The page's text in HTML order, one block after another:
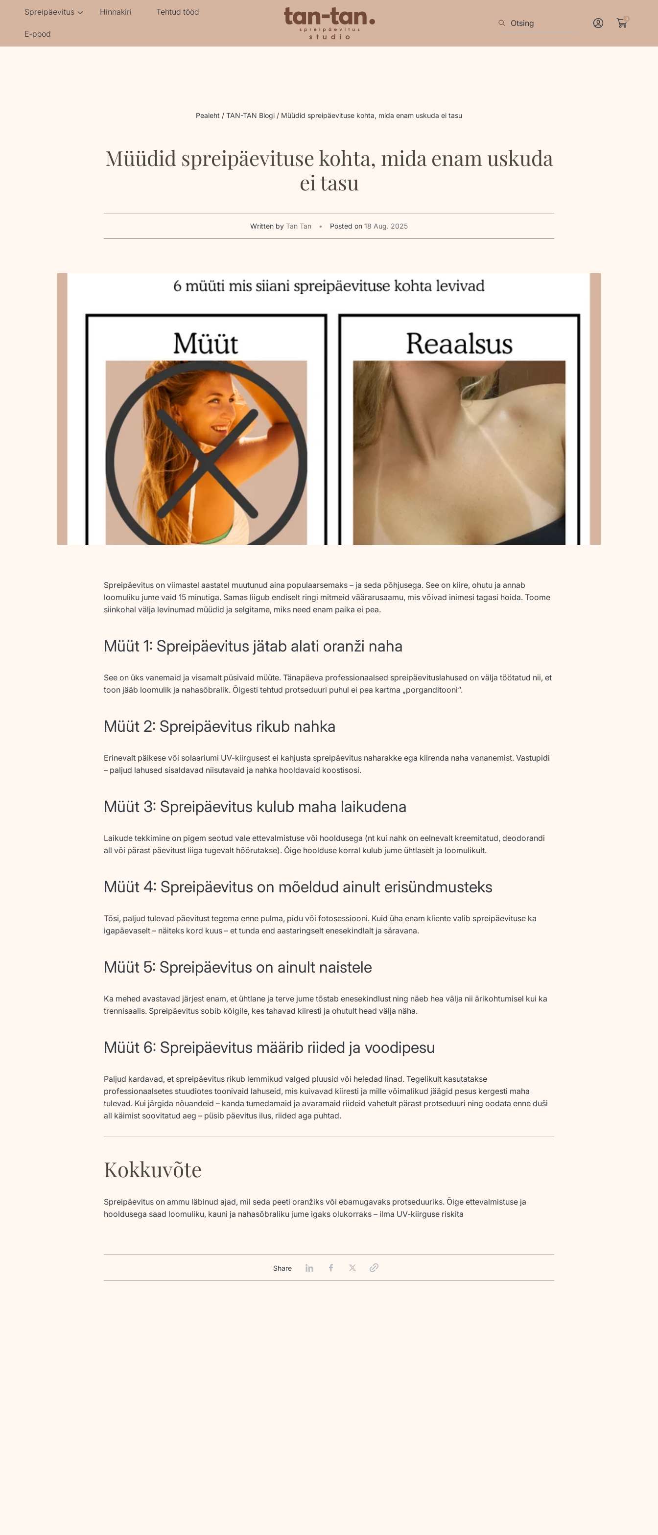
HÜPAKE SISUNI
Spreipäevitus Hinnakiri Tehtud tööd
E-pood
Otsing
Log
0
Pealeht TAN-TAN Blogi Müüdid spreipäevituse kohta, mida enam uskuda ei tasu
Müüdid spreipäevituse kohta, mida enam uskuda
ei tasu
Written by Tan Tan Posted on 18 Aug. 2025
Spreipäevitus on viimastel aastatel muutunud aina populaarsemaks – ja seda põhjusega. See on kiire, ohutu ja annab
loomuliku jume vaid 15 minutiga. Samas liigub endiselt ringi mitmeid väärarusaamu, mis võivad inimesi tagasi hoida. Toome
siinkohal välja levinumad müüdid ja selgitame, miks need enam paika ei pea.
Müüt 1: Spreipäevitus jätab alati oranži naha
See on üks vanemaid ja visamalt püsivaid müüte. Tänapäeva professionaalsed spreipäevituslahused on välja töötatud nii, et
toon jääb loomulik ja nahasõbralik. Õigesti tehtud protseduuri puhul ei pea kartma „porganditooni“.
Müüt 2: Spreipäevitus rikub nahka
Erinevalt päikese või solaariumi UV-kiirgusest ei kahjusta spreipäevitus naharakke ega kiirenda naha vananemist. Vastupidi
– paljud lahused sisaldavad niisutavaid ja nahka hooldavaid koostisosi.
Müüt 3: Spreipäevitus kulub maha laikudena
Laikude tekkimine on pigem seotud vale ettevalmistuse või hooldusega (nt kui nahk on eelnevalt kreemitatud, deodorandi
all või pärast päevitust liiga tugevalt hõõrutakse). Õige hoolduse korral kulub jume ühtlaselt ja loomulikult.
Müüt 4: Spreipäevitus on mõeldud ainult erisündmusteks
Tõsi, paljud tulevad päevitust tegema enne pulma, pidu või fotosessiooni. Kuid üha enam kliente valib spreipäevituse ka
igapäevaselt – näiteks kord kuus – et tunda end aastaringselt enesekindlalt ja säravana.
Müüt 5: Spreipäevitus on ainult naistele
Ka mehed avastavad järjest enam, et ühtlane ja terve jume tõstab enesekindlust ning näeb hea välja nii ärikohtumisel kui ka
trennisaalis. Spreipäevitus sobib kõigile, kes tahavad kiiresti ja ohutult head välja näha.
Müüt 6: Spreipäevitus määrib riided ja voodipesu
Paljud kardavad, et spreipäevitus rikub lemmikud valged pluusid või heledad linad. Tegelikult kasutatakse
professionaalsetes stuudiotes toonivaid lahuseid, mis kuivavad kiiresti ja mille võimalikud jäägid pesus kergesti maha
tulevad. Kui järgida nõuandeid – kanda tumedamaid ja avaramaid riideid vahetult pärast protseduuri ning oodata enne duši
all käimist soovitatud aeg – püsib päevitus ilus, riided aga puhtad.
Kokkuvõte
Spreipäevitus on ammu läbinud ajad, mil seda peeti oranžiks või ebamugavaks protseduuriks. Õige ettevalmistuse ja
hooldusega saad loomuliku, kauni ja nahasõbraliku jume igaks olukorraks – ilma UV-kiirguse riskita
Share